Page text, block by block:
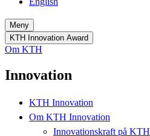
Meny
KTH Innovation Award
Om KTH
Innovation
KTH Innovation
Om KTH Innovation
Innovationskraft på KTH